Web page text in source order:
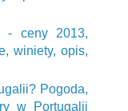
- ceny 2013,
winiety, opis,
Pogoda,
w Portugalii